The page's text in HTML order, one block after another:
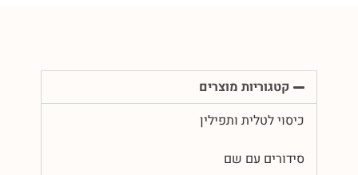
קטגוריות מוצרים
כיסוי לטלית ותפילין
סידורים עם שם